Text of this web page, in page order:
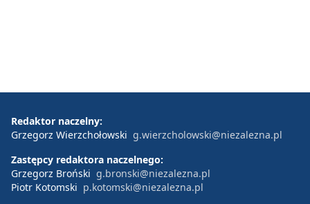
Redaktor naczelny:
Grzegorz Wierzchołowski g.wierzcholowski@niezalezna.pl
Zastępcy redaktora naczelnego:
Grzegorz Broński g.bronski@niezalezna.pl
Piotr Kotomski p.kotomski@niezalezna.pl